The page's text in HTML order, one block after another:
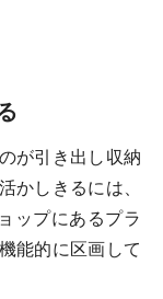
が引き出し収納
かしきるには、
ップにあるプラ
能的に区画して